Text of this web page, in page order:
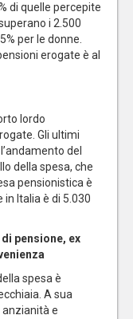
di quelle percepite
i 2.500
per le donne.
erogate è al
lordo
Gli ultimi
del
della spesa, che
pensionistica è
Italia è di 5.030
pensione, ex
spesa è
A sua
anzianità e